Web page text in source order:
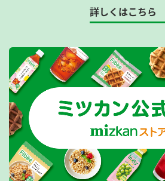
詳しくはこちら